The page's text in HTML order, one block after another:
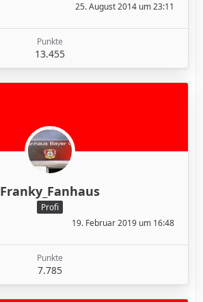
25. August 2014 um 23:11
Punkte
13.455
Franky_Fanhaus
Profi
19. Februar 2019 um 16:48
Punkte
7.785